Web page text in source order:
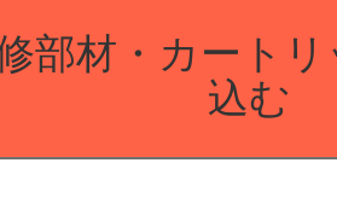
部材・カート
込む